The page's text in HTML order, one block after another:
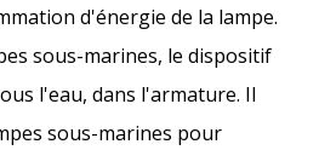
d'énergie de la lampe.
sous-marines, le dispositif
l'eau, dans l'armature. Il
sous-marines pour